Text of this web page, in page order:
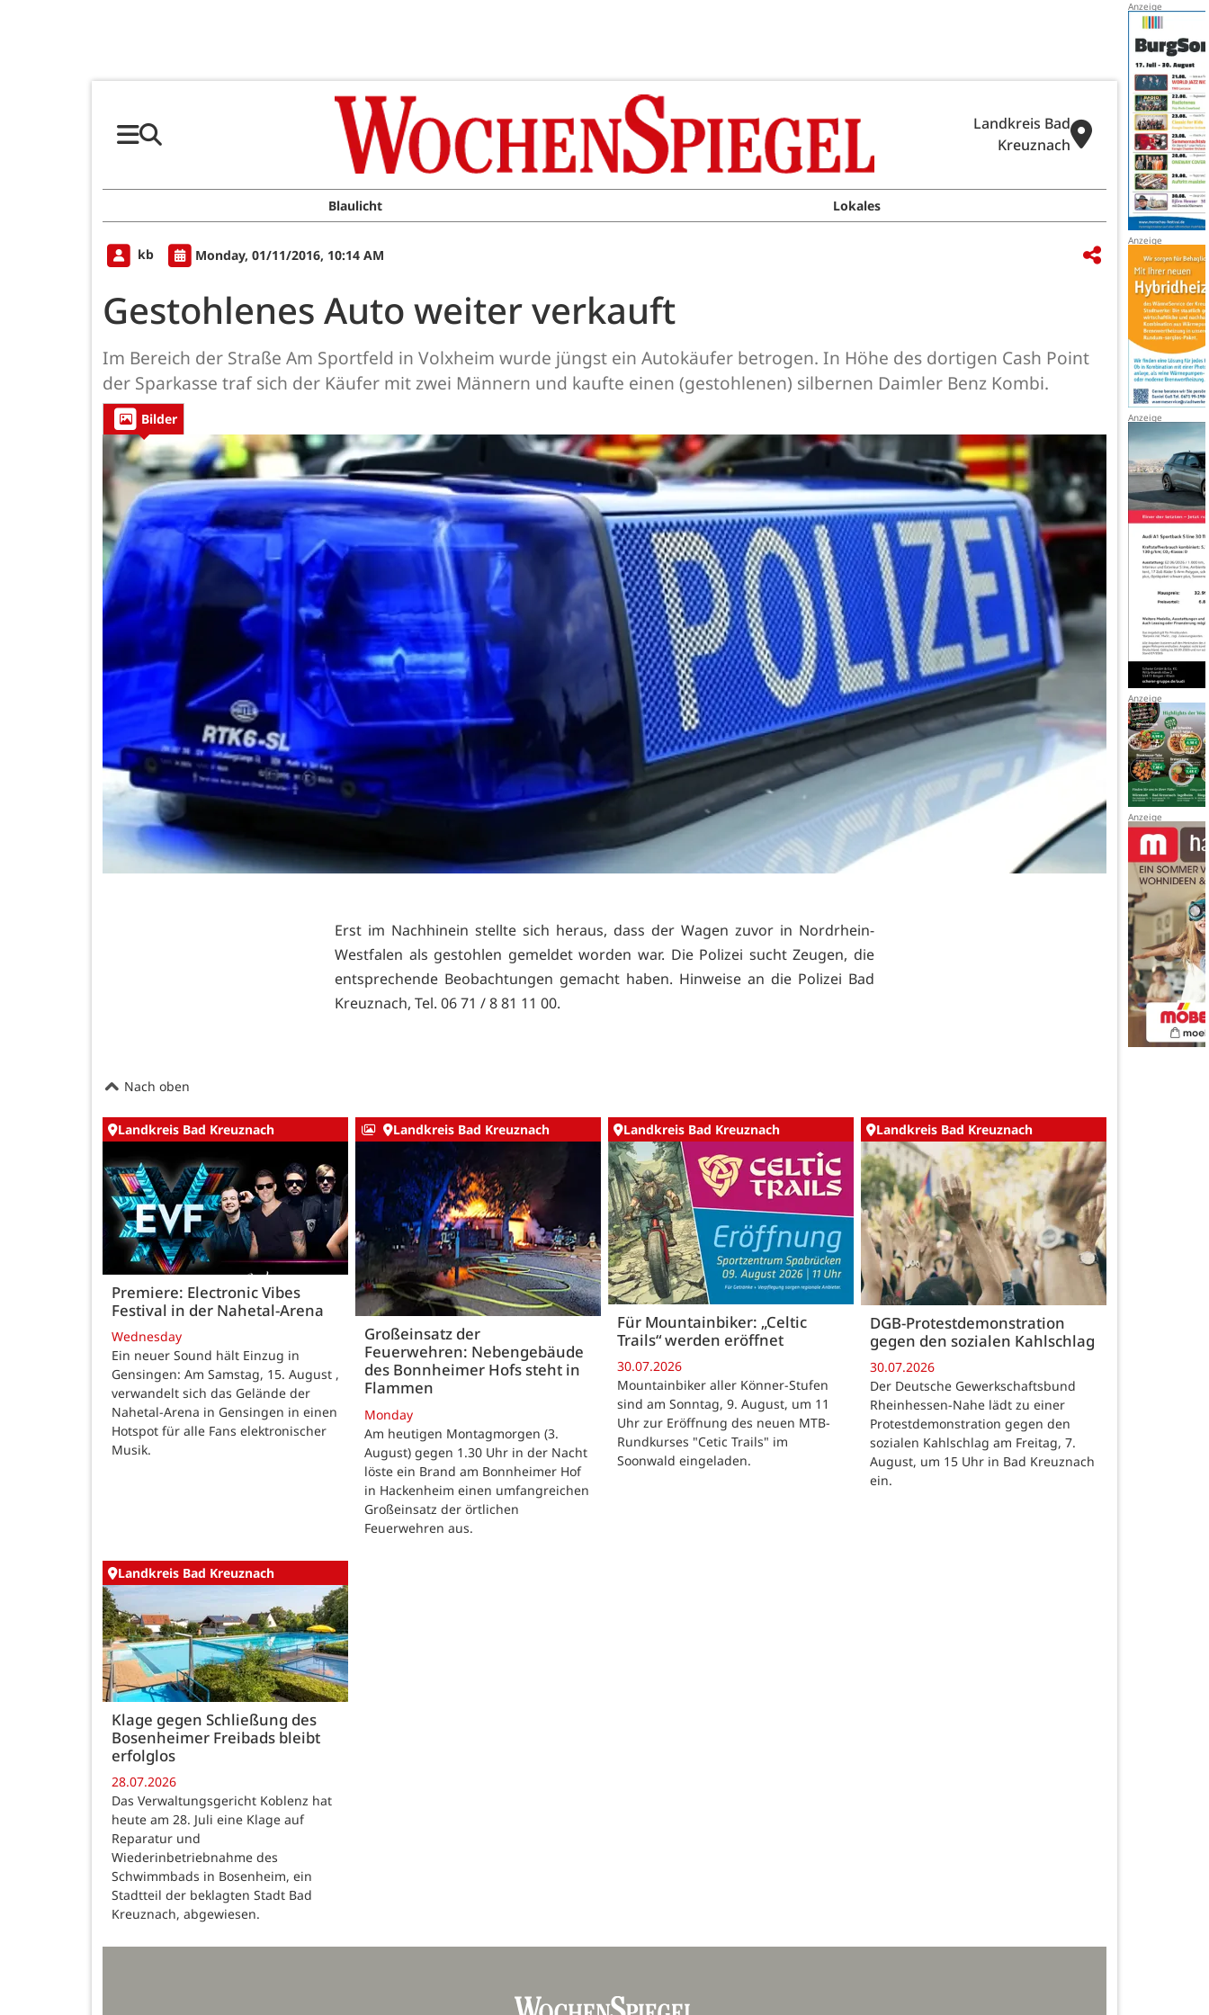
Landkreis Bad
Kreuznach
Blaulicht Lokales
kb Monday, 01/11/2016, 10:14 AM
Gestohlenes Auto weiter verkauft
Im Bereich der Straße Am Sportfeld in Volxheim wurde jüngst ein Autokäufer betrogen. In Höhe des dortigen Cash Point
der Sparkasse traf sich der Käufer mit zwei Männern und kaufte einen (gestohlenen) silbernen Daimler Benz Kombi.
Bilder
Erst im Nachhinein stellte sich heraus, dass der Wagen zuvor in Nordrhein-
Westfalen als gestohlen gemeldet worden war. Die Polizei sucht Zeugen, die
entsprechende Beobachtungen gemacht haben. Hinweise an die Polizei Bad
Kreuznach, Tel. 06 71 / 8 81 11 00.
Nach oben
Landkreis Bad Kreuznach
Premiere: Electronic Vibes
Festival in der Nahetal-Arena
Wednesday
Ein neuer Sound hält Einzug in
Gensingen: Am Samstag, 15. August ,
verwandelt sich das Gelände der
Nahetal-Arena in Gensingen in einen
Hotspot für alle Fans elektronischer
Musik.
Landkreis Bad Kreuznach
Großeinsatz der
Feuerwehren: Nebengebäude
des Bonnheimer Hofs steht in
Flammen
Monday
Am heutigen Montagmorgen (3.
August) gegen 1.30 Uhr in der Nacht
löste ein Brand am Bonnheimer Hof
in Hackenheim einen umfangreichen
Großeinsatz der örtlichen
Feuerwehren aus.
Landkreis Bad Kreuznach
Für Mountainbiker: „Celtic
Trails“ werden eröffnet
30.07.2026
Mountainbiker aller Könner-Stufen
sind am Sonntag, 9. August, um 11
Uhr zur Eröffnung des neuen MTB-
Rundkurses "Cetic Trails" im
Soonwald eingeladen.
Landkreis Bad Kreuznach
DGB-Protestdemonstration
gegen den sozialen Kahlschlag
30.07.2026
Der Deutsche Gewerkschaftsbund
Rheinhessen-Nahe lädt zu einer
Protestdemonstration gegen den
sozialen Kahlschlag am Freitag, 7.
August, um 15 Uhr in Bad Kreuznach
ein.
Landkreis Bad Kreuznach
Klage gegen Schließung des
Bosenheimer Freibads bleibt
erfolglos
28.07.2026
Das Verwaltungsgericht Koblenz hat
heute am 28. Juli eine Klage auf
Reparatur und
Wiederinbetriebnahme des
Schwimmbads in Bosenheim, ein
Stadtteil der beklagten Stadt Bad
Kreuznach, abgewiesen.